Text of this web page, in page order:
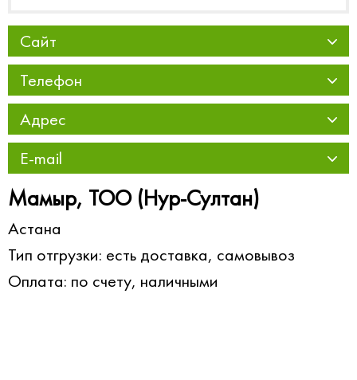
Сайт
Телефон
Адрес
E-mail
Мамыр, ТОО (Нур-Султан)
Астана
Тип отгрузки: есть доставка, самовывоз
Оплата: по счету, наличными